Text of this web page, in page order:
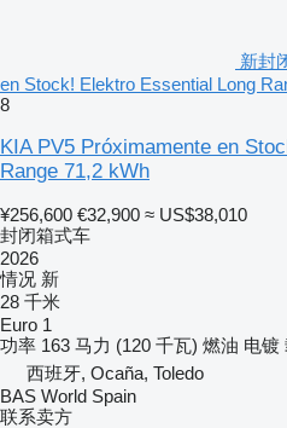
新封
en Stock! Elektro Essential Long
8
KIA PV5 Próximamente en
Range 71,2 kWh
¥256,600 €32,900 ≈ US$38,010
封闭箱式车
2026
情况 新
28 千米
Euro 1
功率 163 马力 (120 千瓦) 燃油 电镀
西班牙, Ocaña, Toledo
BAS World Spain
联系卖方